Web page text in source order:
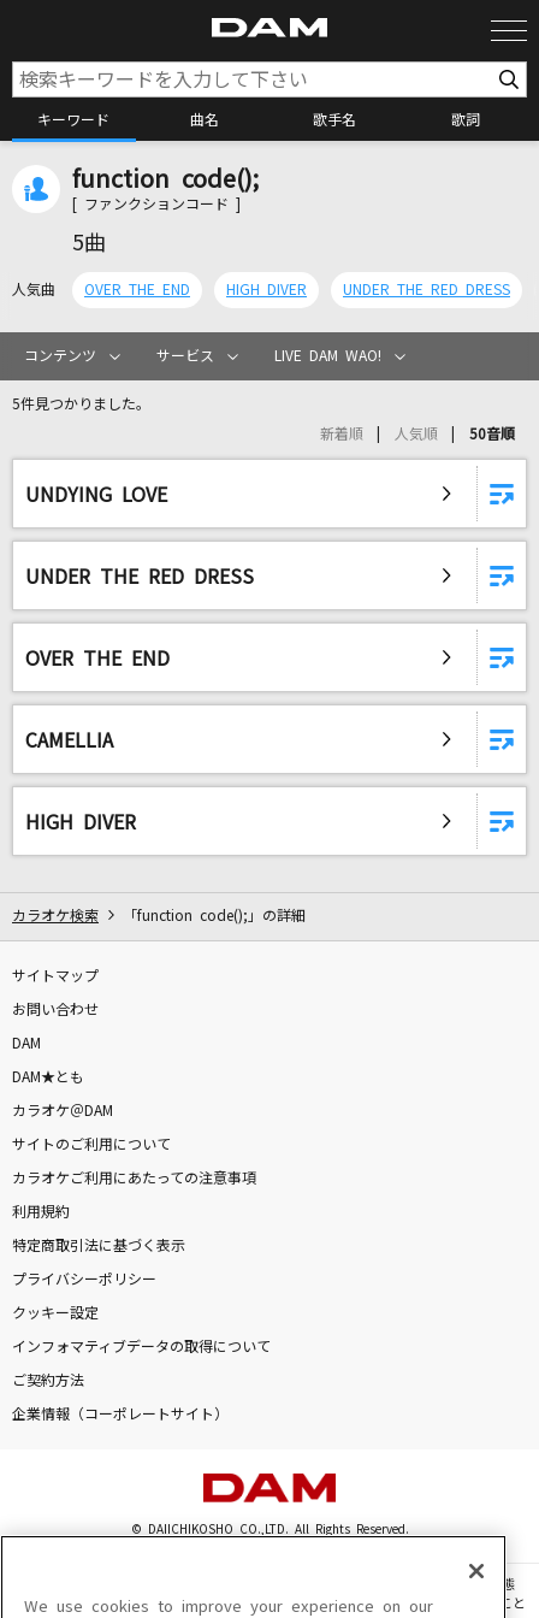
キーワード 曲名 歌手名 歌詞
カラオケ検索
カラオケリクエスト
リアルタイムで歌われている曲の一覧
Answer
家入レオ
INVOKE-インヴォーク-
[生音]花に亡霊
ヨルシカ
青空
THE BLUE HEARTS
BALALAIKA
9Lana
[生音]Anything Goes!
大黒摩季
[生音]君に届け
flumpool
他人り事
DAMの新曲・ランキングなど
function code();
[ ファンクションコード ]
5曲
人気曲 OVER THE END HIGH DIVER UNDER THE RED DRESS
コンテンツ サービス LIVE DAM WAO!
5件見つかりました。
新着順 人気順 50音順
UNDYING LOVE
UNDER THE RED DRESS
OVER THE END
CAMELLIA
HIGH DIVER
カラオケ検索 「function code();」の詳細
サイトマップ
お問い合わせ
DAM
DAM★とも
カラオケ＠DAM
サイトのご利用について
カラオケご利用にあたっての注意事項
利用規約
特定商取引法に基づく表示
プライバシーポリシー
クッキー設定
インフォマティブデータの取得について
ご契約方法
企業情報（コーポレートサイト）
© DAIICHIKOSHO CO.,LTD. All Rights Reserved.
このサイトに掲載されている一切の文章・画像・写真・動画・音声等を、手段や形態
を問わず、著作権法の定める範囲を超えて無断で複製、転載、ファイル化などすること
We use cookies to improve your experience on our